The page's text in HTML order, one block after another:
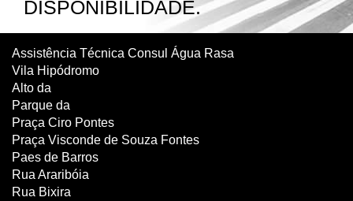
DISPONIBILIDADE.
Assistência Técnica Consul Água Rasa
Vila Hipódromo
Alto da
Parque da
Praça Ciro Pontes
Praça Visconde de Souza Fontes
Paes de Barros
Rua Araribóia
Rua Bixira